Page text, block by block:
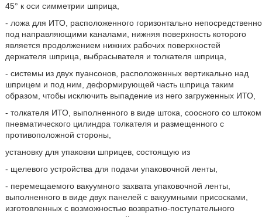
45° к оси симметрии шприца,
- ложа для ИТО, расположенного горизонтально непосредственно
под направляющими каналами, нижняя поверхность которого
является продолжением нижних рабочих поверхностей
держателя шприца, выбрасывателя и толкателя шприца,
- системы из двух пуансонов, расположенных вертикально над
шприцем и под ним, деформирующей часть шприца таким
образом, чтобы исключить выпадение из него загруженных ИТО,
- толкателя ИТО, выполненного в виде штока, соосного со штоком
пневматического цилиндра толкателя и размещенного с
противоположной стороны,
установку для упаковки шприцев, состоящую из
- щелевого устройства для подачи упаковочной ленты,
- перемещаемого вакуумного захвата упаковочной ленты,
выполненного в виде двух панелей с вакуумными присосками,
изготовленных с возможностью возвратно-поступательного